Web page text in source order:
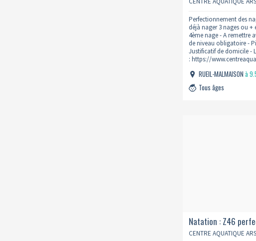
Perfectionnement des
déjà nager 3 nages ou +
4ème nage - A remettre
de niveau obligatoire -
Justificatif de domicile -
: https://
RUEIL-MALMAISONà
Tous âges
Natation : Z46
mercredi 11h 2026/
CENTRE AQUATIQUE